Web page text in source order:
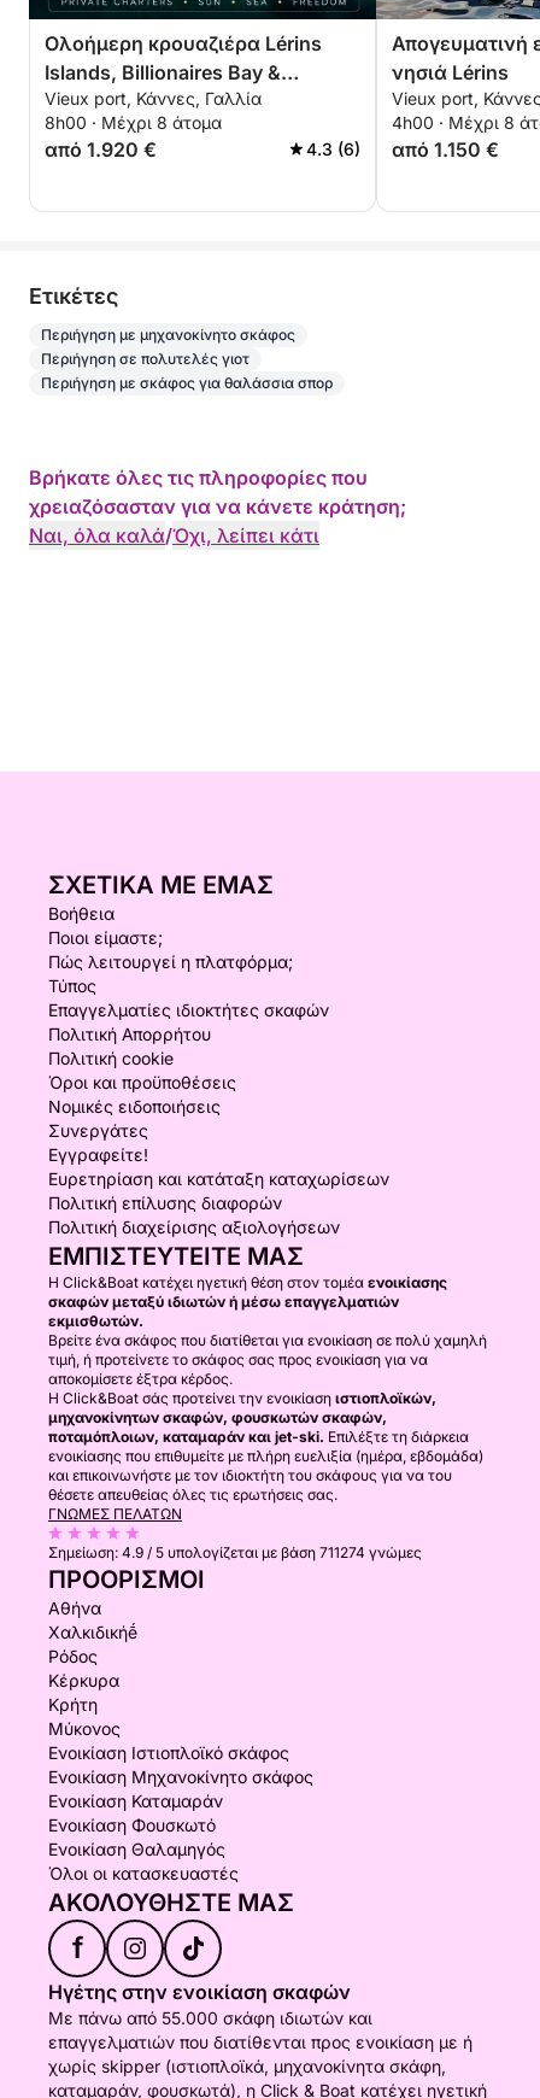
Ολοήμερη κρουαζιέρα Lérins
Islands, Billionaires Bay &
Théoule-sur-Mer
Vieux port, Κάννες, Γαλλία
8h00 · Μέχρι 8 άτομα
από 1.920 € 4.3 (6)
Απογευματινή
νησιά Lérins
Vieux port,
4h00 · Μέχρι 8
από 1.150 €
Eτικέτες
Περιήγηση με μηχανοκίνητο σκάφος
Περιήγηση σε πολυτελές γιοτ
Περιήγηση με σκάφος για θαλάσσια σπορ
Βρήκατε όλες τις πληροφορίες που
χρειαζόσασταν για να κάνετε κράτηση;
Ναι, όλα καλά/Όχι, λείπει κάτι
ΣΧΕΤΙΚΆ ΜΕ ΕΜΆΣ
Βοήθεια
Ποιοι είμαστε;
Πώς λειτουργεί η πλατφόρμα;
Τύπος
Επαγγελματίες ιδιοκτήτες σκαφών
Πολιτική Απορρήτου
Πολιτική cookie
Όροι και προϋποθέσεις
Νομικές ειδοποιήσεις
Συνεργάτες
Εγγραφείτε!
Ευρετηρίαση και κατάταξη καταχωρίσεων
Πολιτική επίλυσης διαφορών
Πολιτική διαχείρισης αξιολογήσεων
ΕΜΠΙΣΤΕΥΤΕΊΤΕ ΜΑΣ
Η Click&Boat κατέχει ηγετική θέση στον τομέα ενοικίασης
σκαφών μεταξύ ιδιωτών ή μέσω επαγγελματιών
εκμισθωτών.
Βρείτε ένα σκάφος που διατίθεται για ενοικίαση σε πολύ χαμηλή
τιμή, ή προτείνετε το σκάφος σας προς ενοικίαση για να
αποκομίσετε έξτρα κέρδος.
Η Click&Boat σάς προτείνει την ενοικίαση ιστιοπλοϊκών,
μηχανοκίνητων σκαφών, φουσκωτών σκαφών,
ποταμόπλοιων, καταμαράν και jet-ski. Επιλέξτε τη διάρκεια
ενοικίασης που επιθυμείτε με πλήρη ευελιξία (ημέρα, εβδομάδα)
και επικοινωνήστε με τον ιδιοκτήτη του σκάφους για να του
θέσετε απευθείας όλες τις ερωτήσεις σας.
ΓΝΏΜΕΣ ΠΕΛΑΤΏΝ
Σημείωση: 4.9 / 5 υπολογίζεται με βάση 711274 γνώμες
ΠΡΟΟΡΙΣΜΟΊ
Αθήνα
Χαλκιδικήḗ
Ρόδος
Κέρκυρα
Κρήτη
Μύκονος
Ενοικίαση Ιστιοπλοϊκό σκάφος
Ενοικίαση Μηχανοκίνητο σκάφος
Ενοικίαση Καταμαράν
Ενοικίαση Φουσκωτό
Ενοικίαση Θαλαμηγός
Όλοι οι κατασκευαστές
ΑΚΟΛΟΥΘΉΣΤΕ ΜΑΣ
f
Ηγέτης στην ενοικίαση σκαφών
Με πάνω από 55.000 σκάφη ιδιωτών και
επαγγελματιών που διατίθενται προς ενοικίαση με ή
χωρίς skipper (ιστιοπλοϊκά, μηχανοκίνητα σκάφη,
καταμαράν, φουσκωτά), η Click & Boat κατέχει ηγετική